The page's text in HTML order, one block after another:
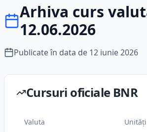
Arhiva curs
12.06.2026
Publicate în data de 12 iunie 2026
Cursuri oficiale BNR
Valuta Unități